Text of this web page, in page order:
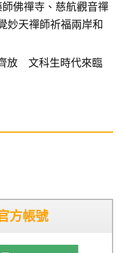
佛禪寺、慈航觀音禪
天禪師祈福兩岸和
放 文科生時代來臨
方帳號